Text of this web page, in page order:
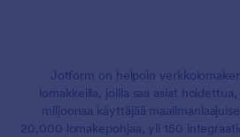
Jotform on helpoin
lomakkeilla, joilla saa asiat
miljoonaa käyttäjää
20,000 lomakepohjaa, yli 150